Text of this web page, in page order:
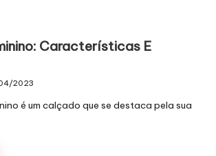
Características E
2023
é um calçado que se destaca pela sua